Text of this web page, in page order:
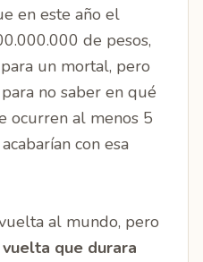
en este año el
de pesos,
un mortal, pero
no saber en qué
ocurren al menos 5
con esa
al mundo, pero
que durara